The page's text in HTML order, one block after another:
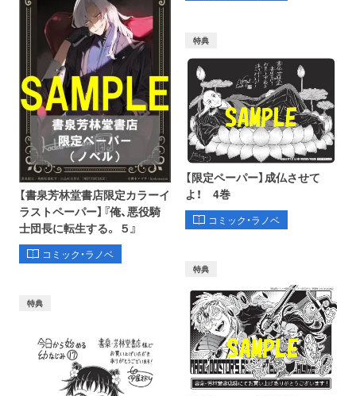
【書泉芳林堂書店限定カラーイ
ラストペーパー】『俺、悪役騎
士団長に転生する。 ５』
コミック・ラノベ
特典
【限定ペーパー】成仏させて
よ！ 4巻
コミック・ラノベ
特典
特典